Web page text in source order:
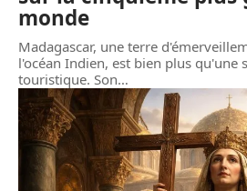
monde
Madagascar, une terre
l'océan Indien, est bien plus qu'une
touristique. Son…